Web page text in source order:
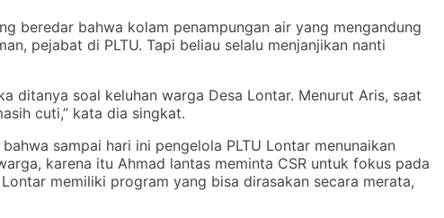
beredar bahwa kolam penampungan air yang mengandung
pejabat di PLTU. Tapi beliau selalu menjanjikan nanti
ditanya soal keluhan warga Desa Lontar. Menurut Aris, saat
cuti,” kata dia singkat.
sampai hari ini pengelola PLTU Lontar menunaikan
karena itu Ahmad lantas meminta CSR untuk fokus pada
memiliki program yang bisa dirasakan secara merata,